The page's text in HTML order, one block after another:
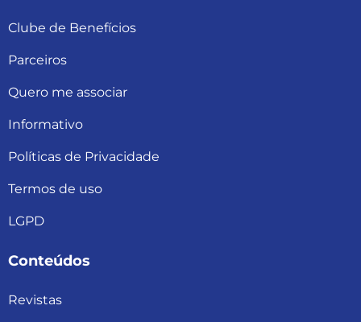
Clube de Benefícios
Parceiros
Quero me associar
Informativo
Políticas de Privacidade
Termos de uso
LGPD
Conteúdos
Revistas